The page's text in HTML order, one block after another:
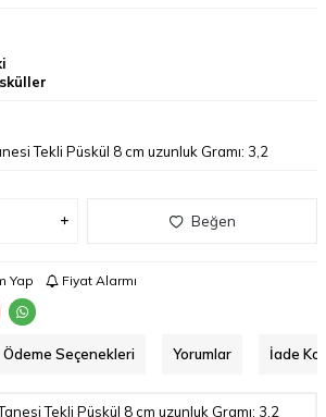
Tekli Püskül 8 cm uzunluk Gramı: 3,2
Beğen
Yap Fiyat Alarmı
Ödeme Seçenekleri Yorumlar İade
Tekli Püskül 8 cm uzunluk Gramı: 3,2